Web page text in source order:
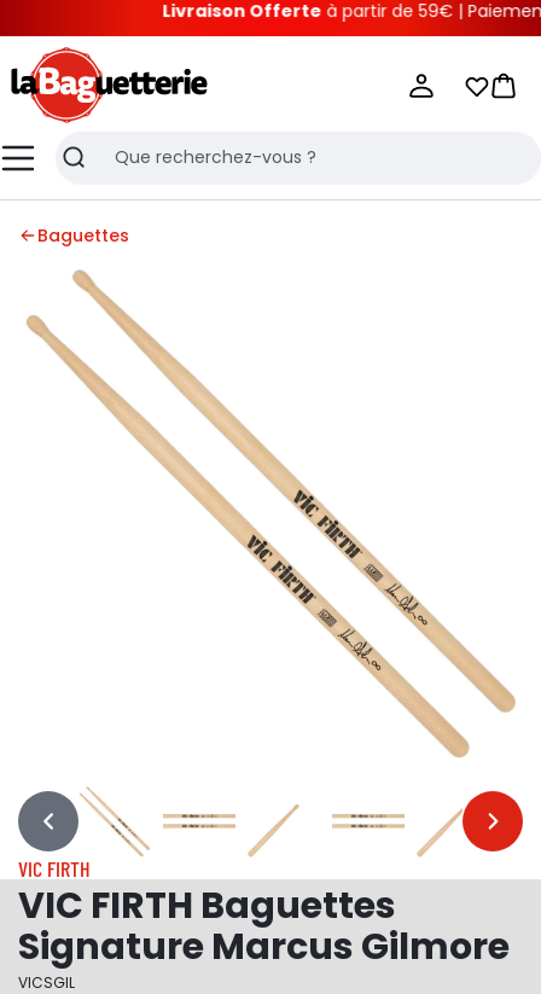
Livraison Offerteà partir de 59€ | Paiement
MenuRecherche
Mes
Baguettes
… …
VIC FIRTH
VIC FIRTH Baguettes
Signature Marcus Gilmore
VICSGIL